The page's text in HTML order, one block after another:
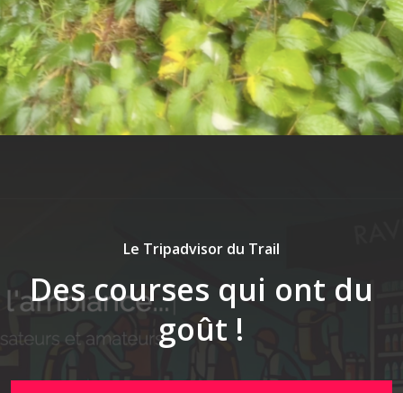
Le Tripadvisor du Trail
Des courses qui ont du
goût !